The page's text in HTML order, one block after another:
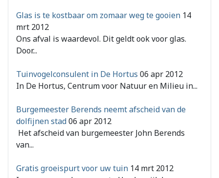
Glas is te kostbaar om zomaar weg te gooien 14
mrt 2012
Ons afval is waardevol. Dit geldt ook voor glas.
Door...
Tuinvogelconsulent in De Hortus 06 apr 2012
In De Hortus, Centrum voor Natuur en Milieu in...
Burgemeester Berends neemt afscheid van de
dolfijnen stad06 apr 2012
Het afscheid van burgemeester John Berends
van...
Gratis groeispurt voor uw tuin 14 mrt 2012